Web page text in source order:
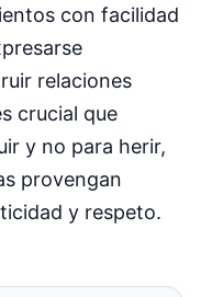
con facilidad
relaciones
crucial que
y no para herir,
provengan
y respeto.